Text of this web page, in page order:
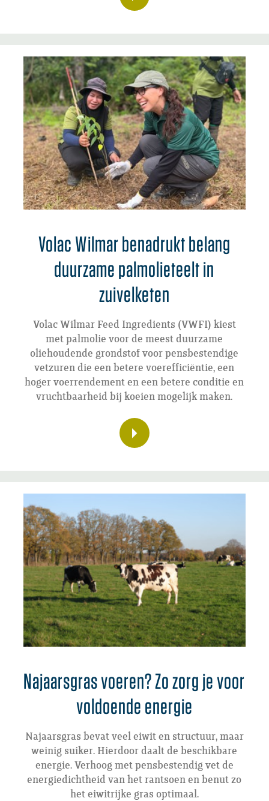
Volac Wilmar benadrukt belang
duurzame palmolieteelt in
zuivelketen
Volac Wilmar Feed Ingredients (VWFI) kiest
met palmolie voor de meest duurzame
oliehoudende grondstof voor pensbestendige
vetzuren die een betere voerefficiëntie, een
hoger voerrendement en een betere conditie en
vruchtbaarheid bij koeien mogelijk maken.
Najaarsgras voeren? Zo zorg je voor
voldoende energie
Najaarsgras bevat veel eiwit en structuur, maar
weinig suiker. Hierdoor daalt de beschikbare
energie. Verhoog met pensbestendig vet de
energiedichtheid van het rantsoen en benut zo
het eiwitrijke gras optimaal.